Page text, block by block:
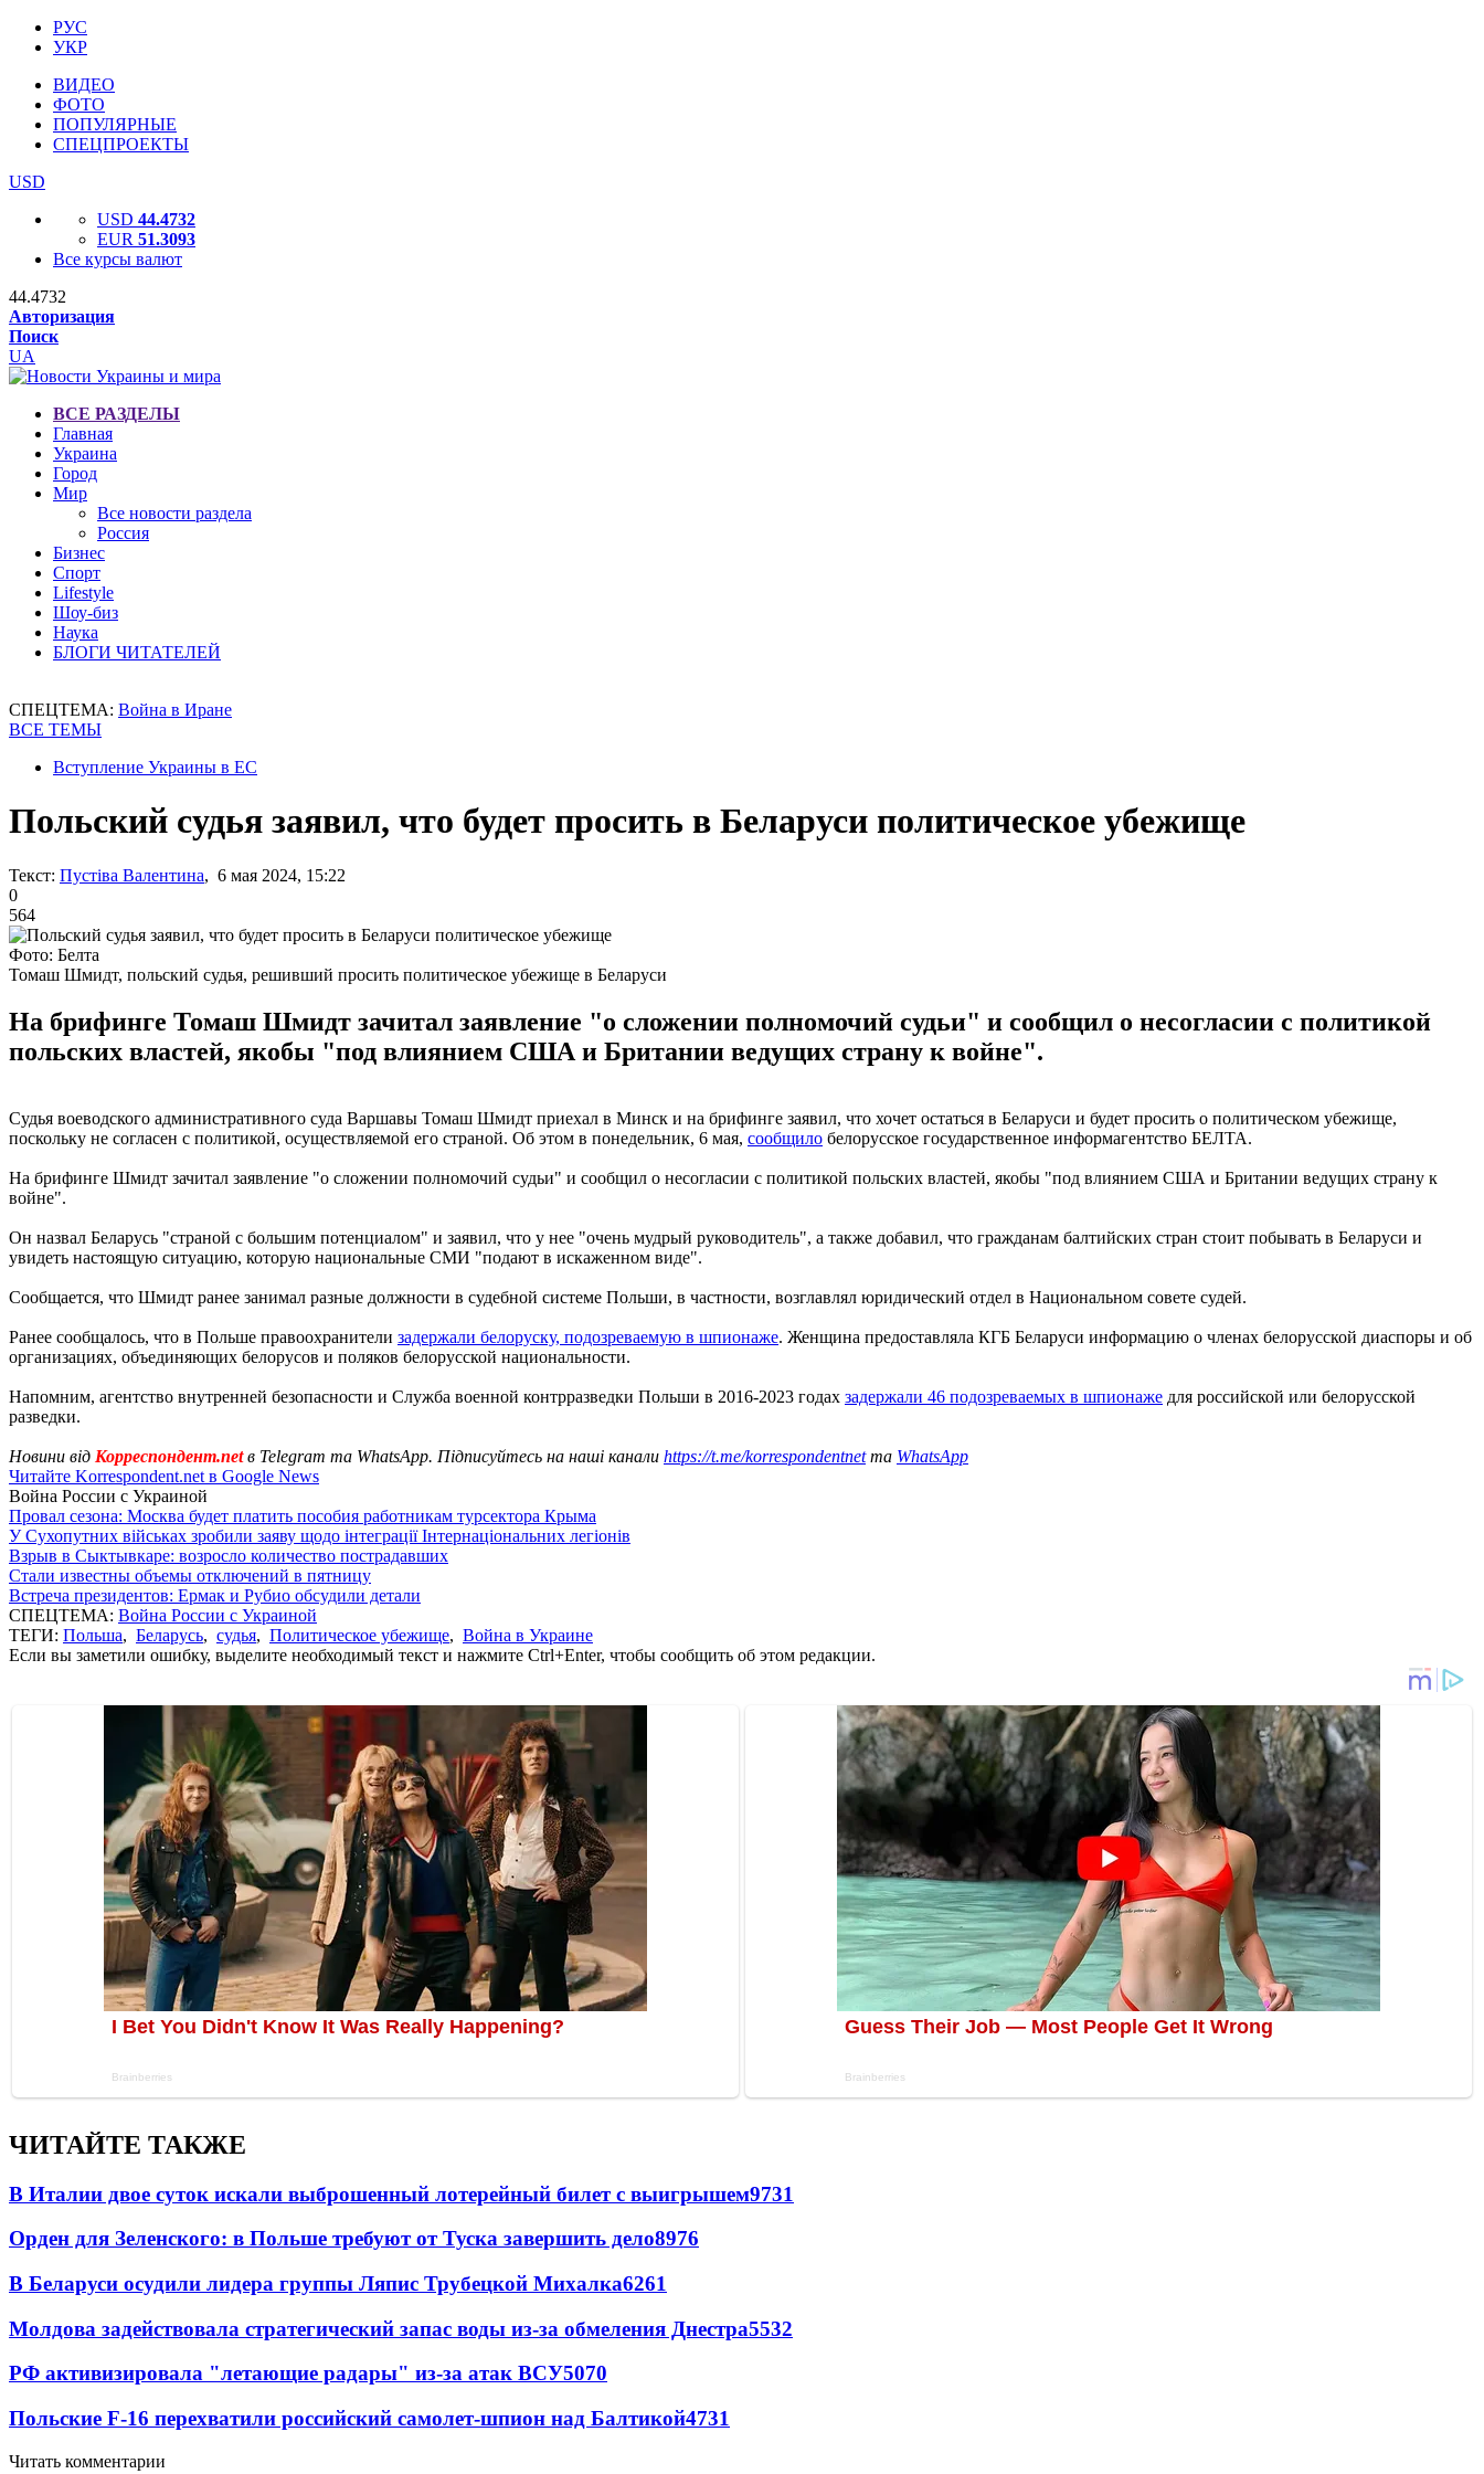
РУС
УКР
ВИДЕО
ФОТО
ПОПУЛЯРНЫЕ
СПЕЦПРОЕКТЫ
USD
USD 44.4732
EUR 51.3093
Все курсы валют
44.4732
Авторизация
Поиск
UA
ВСЕ РАЗДЕЛЫ
Главная
Украина
Город
Мир
Все новости раздела
Россия
Бизнес
Спорт
Lifestyle
Шоу-биз
Наука
БЛОГИ ЧИТАТЕЛЕЙ
СПЕЦТЕМА: Война в Иране
ВСЕ ТЕМЫ
Вступление Украины в ЕС
Польский судья заявил, что будет просить в Беларуси политическое убежище
Текст: Пустіва Валентина, 6 мая 2024, 15:22
0
564
Фото: Белта
Томаш Шмидт, польский судья, решивший просить политическое убежище в Беларуси
На брифинге Томаш Шмидт зачитал заявление "о сложении полномочий судьи" и сообщил о несогласии с политикой
польских властей, якобы "под влиянием США и Британии ведущих страну к войне".
Судья воеводского административного суда Варшавы Томаш Шмидт приехал в Минск и на брифинге заявил, что хочет остаться в Беларуси и будет просить о политическом убежище,
поскольку не согласен с политикой, осуществляемой его страной. Об этом в понедельник, 6 мая, сообщило белорусское государственное информагентство БЕЛТА.
На брифинге Шмидт зачитал заявление "о сложении полномочий судьи" и сообщил о несогласии с политикой польских властей, якобы "под влиянием США и Британии ведущих страну к
войне".
Он назвал Беларусь "страной с большим потенциалом" и заявил, что у нее "очень мудрый руководитель", а также добавил, что гражданам балтийских стран стоит побывать в Беларуси и
увидеть настоящую ситуацию, которую национальные СМИ "подают в искаженном виде".
Сообщается, что Шмидт ранее занимал разные должности в судебной системе Польши, в частности, возглавлял юридический отдел в Национальном совете судей.
Ранее сообщалось, что в Польше правоохранители задержали белоруску, подозреваемую в шпионаже. Женщина предоставляла КГБ Беларуси информацию о членах белорусской диаспоры и об
организациях, объединяющих белорусов и поляков белорусской национальности.
Напомним, агентство внутренней безопасности и Служба военной контрразведки Польши в 2016-2023 годах задержали 46 подозреваемых в шпионаже для российской или белорусской
разведки.
Новини від Корреспондент.netв Telegram та WhatsApp. Підписуйтесь на наші канали https://t.me/korrespondentnetта WhatsApp
Читайте Korrespondent.net в Google News
Война России с Украиной
Провал сезона: Москва будет платить пособия работникам турсектора Крыма
У Сухопутних військах зробили заяву щодо інтеграції Інтернаціональних легіонів
Взрыв в Сыктывкаре: возросло количество пострадавших
Стали известны объемы отключений в пятницу
Встреча президентов: Ермак и Рубио обсудили детали
СПЕЦТЕМА: Война России с Украиной
ТЕГИ: Польша, Беларусь, судья, Политическое убежище, Война в Украине
Если вы заметили ошибку, выделите необходимый текст и нажмите Ctrl+Enter, чтобы сообщить об этом редакции.
ЧИТАЙТЕ ТАКЖЕ
В Италии двое суток искали выброшенный лотерейный билет с выигрышем9731
Орден для Зеленского: в Польше требуют от Туска завершить дело8976
В Беларуси осудили лидера группы Ляпис Трубецкой Михалка6261
Молдова задействовала стратегический запас воды из-за обмеления Днестра5532
РФ активизировала "летающие радары" из-за атак ВСУ5070
Польские F-16 перехватили российский самолет-шпион над Балтикой4731
Читать комментарии